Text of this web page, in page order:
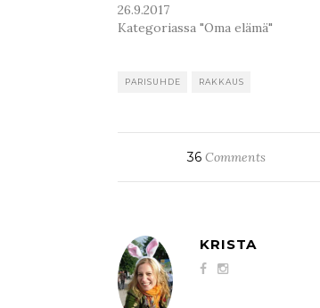
26.9.2017
Kategoriassa "Oma elämä"
PARISUHDE RAKKAUS
36 Comments
KRISTA